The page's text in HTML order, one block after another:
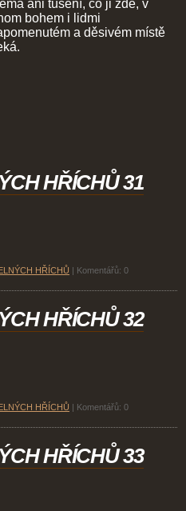
ani tušení, co ji zde, v
bohem i lidmi
a děsivém místě
HŘÍCHŮ 31
HŘÍCHŮ Komentářů: 0
HŘÍCHŮ 32
HŘÍCHŮ Komentářů: 0
HŘÍCHŮ 33